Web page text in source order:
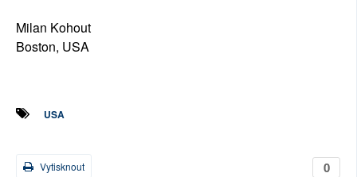
Milan Kohout
Boston, USA
USA
0
Vytisknout